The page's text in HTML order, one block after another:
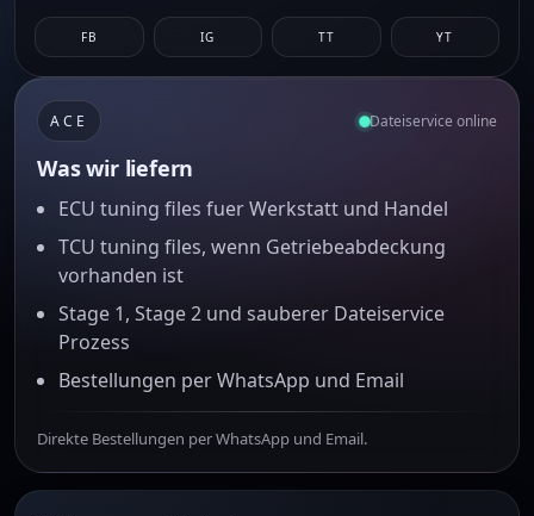
FB IG TT YT
ACE Dateiservice online
Was wir liefern
ECU tuning files fuer Werkstatt und Handel
TCU tuning files, wenn Getriebeabdeckung
vorhanden ist
Stage 1, Stage 2 und sauberer Dateiservice
Prozess
Bestellungen per WhatsApp und Email
Direkte Bestellungen per WhatsApp und Email.